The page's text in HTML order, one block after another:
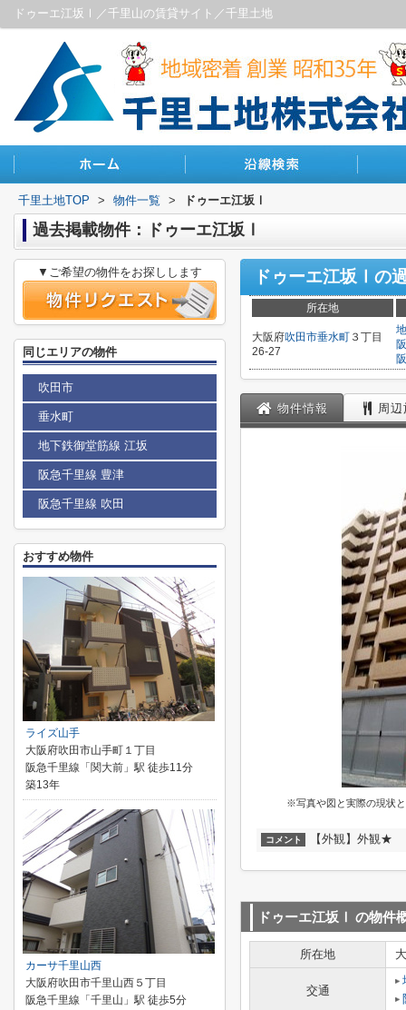
ドゥーエ江坂Ⅰ／千里山の賃貸サイト／千里土地
千里土地TOP > 物件一覧 > ドゥーエ江坂Ⅰ
過去掲載物件：ドゥーエ江坂Ⅰ
ドゥーエ江坂Ⅰ の
所在地
大阪府吹田市垂水町 ３丁目
26-27
物件情報 周
※写真や図と実際の現状
コメント 【外観】外観★
ドゥーエ江坂Ⅰ の物件
所在地
交通
▼ご希望の物件をお探しします
同じエリアの物件
吹田市
垂水町
地下鉄御堂筋線 江坂
阪急千里線 豊津
阪急千里線 吹田
おすすめ物件
ライズ山手
大阪府吹田市山手町１丁目
阪急千里線「関大前」駅 徒歩11分
築13年
カーサ千里山西
大阪府吹田市千里山西５丁目
阪急千里線「千里山」駅 徒歩5分